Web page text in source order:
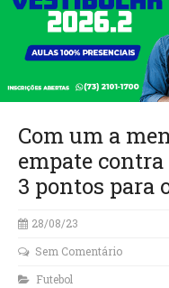
Com um a
empate contra
3 pontos para
28/08/23
Sem Comentário
Futebol